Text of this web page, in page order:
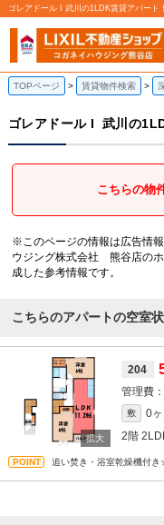
ゴレアドール I 武川の1LDK賃貸アパー
TOPページ 賃貸物件検索
ゴレアドール I 武川の
こちらの物
※このページの情報は広告情
ウジング株式会社 熊谷店の
成した参考情報です。
こちらのアパートの空室
204
敷 0ヶ
2階
追い焚き・浴室乾燥機付